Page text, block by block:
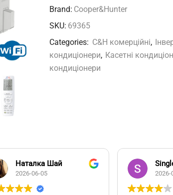
IU071RK2+TF06
Brand: Cooper&Hunter
SKU: 69365
Categories: C&H комерційні,
кондиціонери, Касетні
кондиціонери
Наталка Шай
2026-06-05 2026-